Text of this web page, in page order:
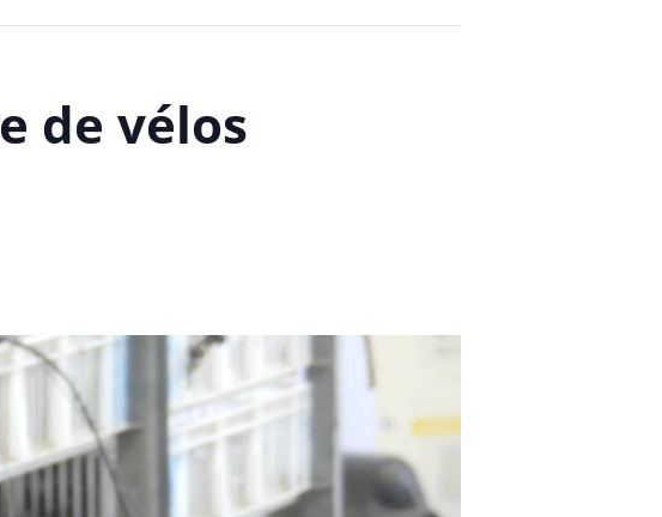
de vélos